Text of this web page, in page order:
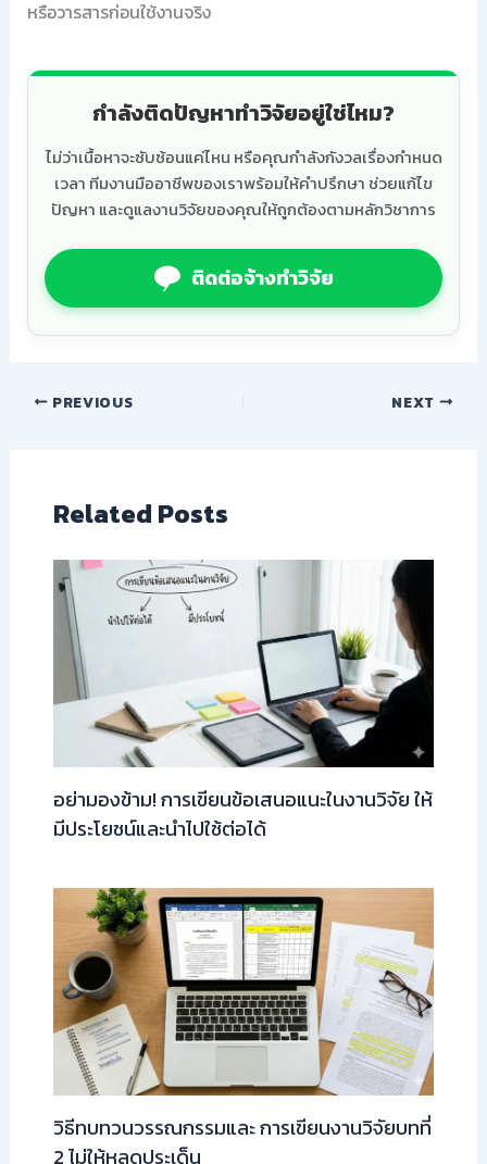
หรือวารสารก่อนใช้งานจริง
กำลังติดปัญหาทำวิจัยอยู่ใช่ไหม?
ไม่ว่าเนื้อหาจะซับซ้อนแค่ไหน หรือคุณกำลังกังวลเรื่องกำหนด
เวลา ทีมงานมืออาชีพของเราพร้อมให้คำปรึกษา ช่วยแก้ไข
ปัญหา และดูแลงานวิจัยของคุณให้ถูกต้องตามหลักวิชาการ
ติดต่อจ้างทำวิจัย
PREVIOUS NEXT
Related Posts
อย่ามองข้าม! การเขียนข้อเสนอแนะในงานวิจัย ให้
มีประโยชน์และนำไปใช้ต่อได้
วิธีทบทวนวรรณกรรมและ การเขียนงานวิจัยบทที่
2 ไม่ให้หลุดประเด็น